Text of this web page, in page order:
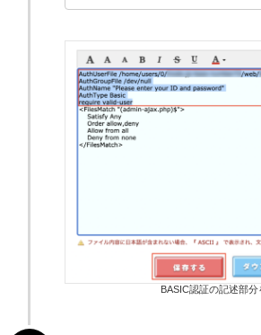
BASIC認証の記述部分